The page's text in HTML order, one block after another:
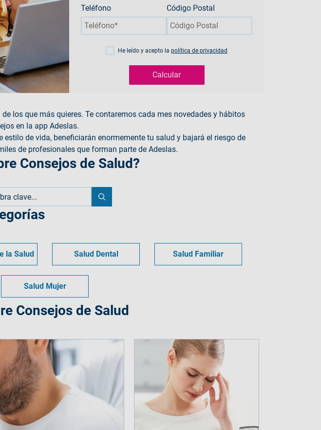
Teléfono Código Postal
He leído y acepto la política de privacidad
Calcular
los que más quieres. Te contaremos cada mes novedades y hábitos
en la app Adeslas.
de vida, beneficiarán enormemente tu salud y bajará el riesgo de
de profesionales que forman parte de Adeslas.
Consejos de Salud?
la Salud Salud Dental Salud Familiar
Salud Mujer
Consejos de Salud